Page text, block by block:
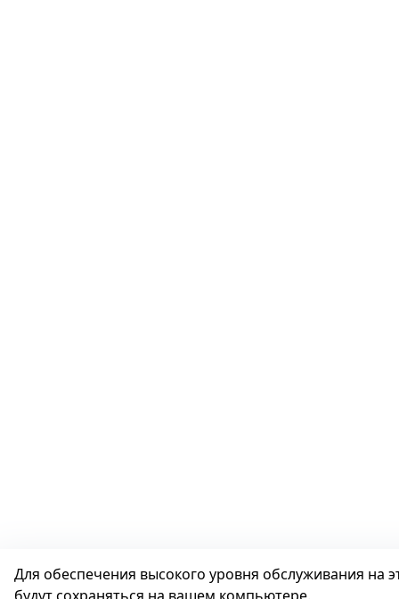
Для обеспечения высокого уровня обслуживания на